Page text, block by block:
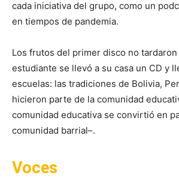
cada iniciativa del grupo, como un
en tiempos de pandemia.
Los frutos del primer disco no tardaron
estudiante se llevó a su casa un CD y
escuelas: las tradiciones de Bolivia,
hicieron parte de la comunidad
comunidad educativa se convirtió en
comunidad barrial–.
Voces